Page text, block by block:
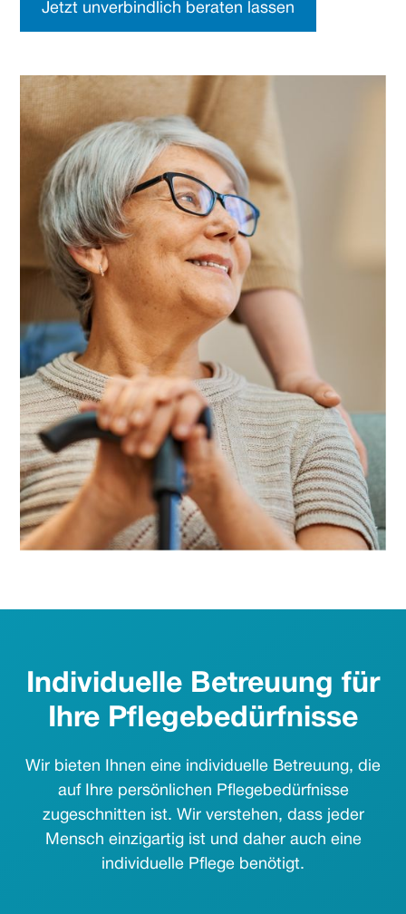
Jetzt unverbindlich beraten lassen
Individuelle Betreuung für
Ihre Pflegebedürfnisse
Wir bieten Ihnen eine individuelle Betreuung, die
auf Ihre persönlichen Pflegebedürfnisse
zugeschnitten ist. Wir verstehen, dass jeder
Mensch einzigartig ist und daher auch eine
individuelle Pflege benötigt.